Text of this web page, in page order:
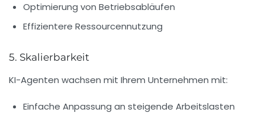
Optimierung von Betriebsabläufen
Effizientere Ressourcennutzung
5. Skalierbarkeit
KI-Agenten wachsen mit Ihrem Unternehmen mit:
Einfache Anpassung an steigende Arbeitslasten